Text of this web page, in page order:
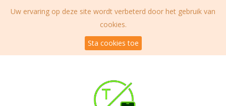
Uw ervaring op deze site wordt verbeterd door het gebruik van
cookies.
Sta cookies toe